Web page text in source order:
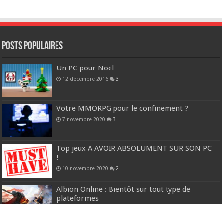
POSTS POPULAIRES
Un PC pour Noël
12 décembre 2016 3
Votre MMORPG pour le confinement ?
7 novembre 2020 3
Top jeux A AVOIR ABSOLUMENT SUR SON PC
!
10 novembre 2020 2
Albion Online : Bientôt sur tout type de
plateformes